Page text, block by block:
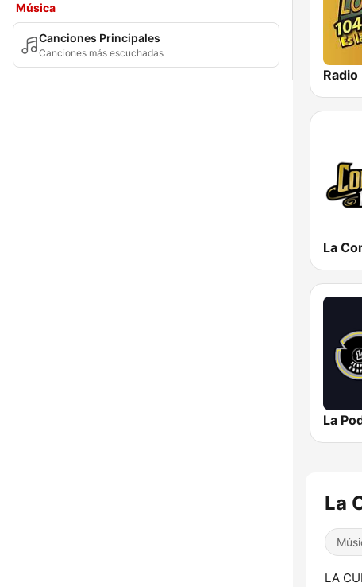
Música
Canciones Principales
Canciones más escuchadas
La
LA